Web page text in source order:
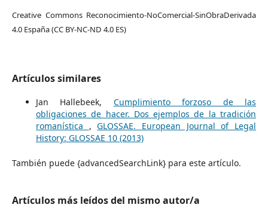
Creative Commons Reconocimiento-NoComercial-SinObraDerivada
4.0 España (CC BY-NC-ND 4.0 ES)
Artículos similares
Jan Hallebeek, Cumplimiento forzoso de las
obligaciones de hacer. Dos ejemplos de la tradición
romanística ,GLOSSAE. European Journal of Legal
History: GLOSSAE 10 (2013)
También puede {advancedSearchLink} para este artículo.
Artículos más leídos del mismo autor/a